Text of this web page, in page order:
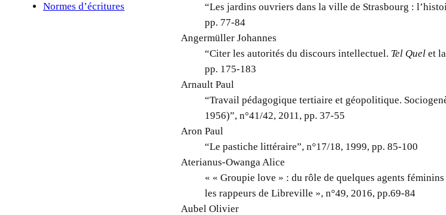
Normes d’écritures
“Les jardins ouvriers dans la ville de Strasbourg :
pp. 77-84
Angermüller Johannes
“Citer les autorités du discours intellectuel. Tel Quel et
pp. 175-183
Arnault Paul
“Travail pédagogique tertiaire et géopolitique.
1956)”, n°41/42, 2011, pp. 37-55
Aron Paul
“Le pastiche littéraire”, n°17/18, 1999, pp. 85-100
Aterianus-Owanga Alice
« « Groupie love » : du rôle de quelques agents
les rappeurs de Libreville », n°49, 2016, pp.69-84
Aubel Olivier